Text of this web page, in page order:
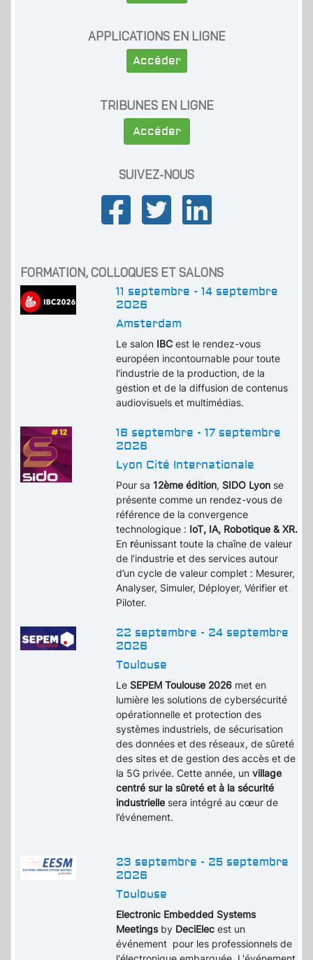
APPLICATIONS EN LIGNE
Accéder
TRIBUNES EN LIGNE
Accéder
SUIVEZ-NOUS
FORMATION, COLLOQUES ET SALONS
11 septembre - 14 septembre
2026
Amsterdam
Le salon IBCest le rendez-vous
européen incontournable pour toute
l'industrie de la production, de la
gestion et de la diffusion de contenus
audiovisuels et multimédias.
16 septembre - 17 septembre
2026
Lyon Cité Internationale
Pour sa12ème édition, SIDO Lyon se
présente comme un rendez-vous de
référence de la convergence
technologique : IoT, IA, Robotique & XR.
En réunissant toute la chaîne de valeur
de l’industrie et des services autour
d’un cycle de valeur complet : Mesurer,
Analyser, Simuler, Déployer, Vérifier et
Piloter.
22 septembre - 24 septembre
2026
Toulouse
Le SEPEM Toulouse 2026 met en
lumière les solutions de cybersécurité
opérationnelle et protection des
systèmes industriels, de sécurisation
des données et des réseaux, de sûreté
des sites et de gestion des accès et de
la 5G privée. Cette année, unvillage
centré sur la sûreté et à la sécurité
industrielle sera intégré au cœur de
l’événement.
23 septembre - 25 septembre
2026
Toulouse
Electronic Embedded Systems
Meetingsby DeciElecest un
événement pour les professionnels de